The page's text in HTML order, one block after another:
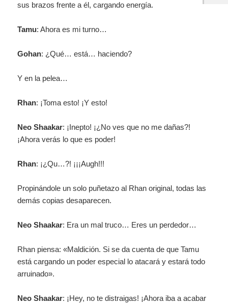
sus brazos frente a él, cargando energía.
Tamu: Ahora es mi turno…
Gohan: ¿Qué… está… haciendo?
Y en la pelea…
Rhan: ¡Toma esto! ¡Y esto!
Neo Shaakar: ¡Inepto! ¡¿No ves que no me dañas?!
¡Ahora verás lo que es poder!
Rhan: ¡¿Qu…?! ¡¡¡Augh!!!
Propinándole un solo puñetazo al Rhan original, todas las
demás copias desaparecen.
Neo Shaakar: Era un mal truco… Eres un perdedor…
Rhan piensa: «Maldición. Si se da cuenta de que Tamu
está cargando un poder especial lo atacará y estará todo
arruinado».
Neo Shaakar: ¡Hey, no te distraigas! ¡Ahora iba a acabar